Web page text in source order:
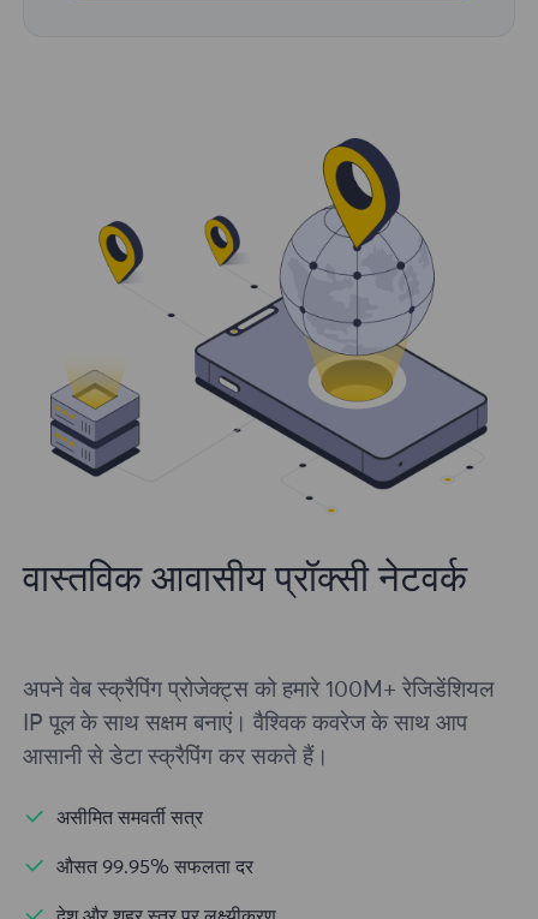
वास्तविक आवासीय प्रॉक्सी नेटवर्क
अपने वेब स्क्रैपिंग प्रोजेक्ट्स को हमारे 100M+ रेजिडेंशियल
IP पूल के साथ सक्षम बनाएं। वैश्विक कवरेज के साथ आप
आसानी से डेटा स्क्रैपिंग कर सकते हैं।
असीमित समवर्ती सत्र
औसत 99.95% सफलता दर